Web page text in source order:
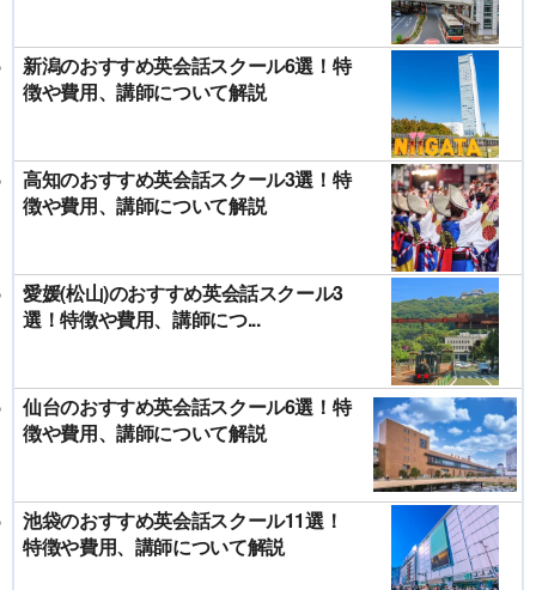
新潟のおすすめ英会話スクール6選！特
徴や費用、講師について解説
高知のおすすめ英会話スクール3選！特
徴や費用、講師について解説
愛媛(松山)のおすすめ英会話スクール3
選！特徴や費用、講師につ...
仙台のおすすめ英会話スクール6選！特
徴や費用、講師について解説
池袋のおすすめ英会話スクール11選！
特徴や費用、講師について解説